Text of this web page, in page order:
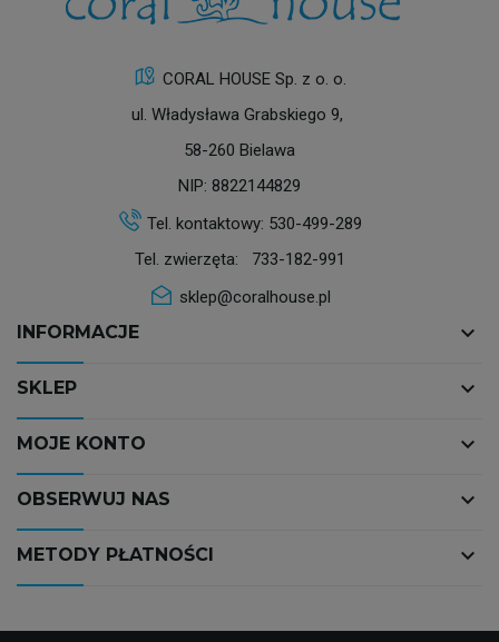
CORAL HOUSE Sp. z o. o.
ul. Władysława Grabskiego 9,
58-260 Bielawa
NIP: 8822144829
Tel. kontaktowy: 530-499-289
Tel. zwierzęta: 733-182-991
sklep@coralhouse.pl
INFORMACJE keyboard_arrow_down
SKLEP keyboard_arrow_down
MOJE KONTO keyboard_arrow_down
OBSERWUJ NAS keyboard_arrow_down
METODY PŁATNOŚCI keyboard_arrow_down